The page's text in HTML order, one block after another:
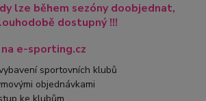
lze během sezóny doobjednat,
dostupný !!!
e-sporting.cz
sportovních klubů
objednávkami
ke klubům